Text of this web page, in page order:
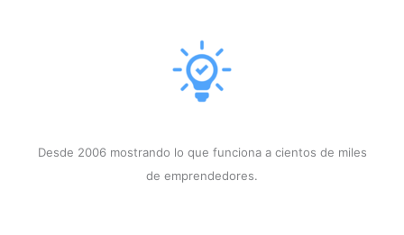
Desde 2006 mostrando lo que funciona a cientos de miles
de emprendedores.